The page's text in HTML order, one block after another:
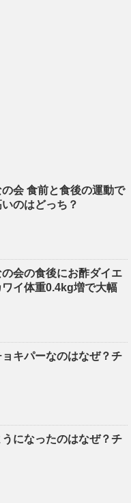
会 食前と食後の運動で
のはどっち？
会の食後にお酢ダイエ
イ体重0.4kg増で大幅
キパーなのはなぜ？チ
になったのはなぜ？チ